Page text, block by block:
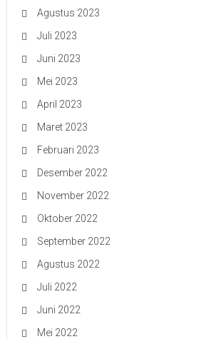
Agustus 2023
Juli 2023
Juni 2023
Mei 2023
April 2023
Maret 2023
Februari 2023
Desember 2022
November 2022
Oktober 2022
September 2022
Agustus 2022
Juli 2022
Juni 2022
Mei 2022